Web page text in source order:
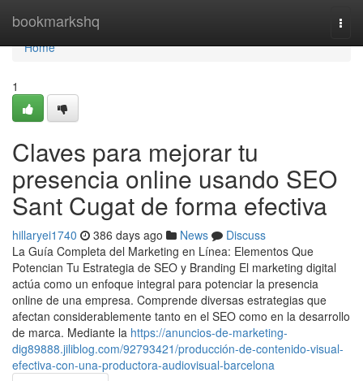
bookmarkshq
Home
Home
1
Claves para mejorar tu
presencia online usando SEO
Sant Cugat de forma efectiva
hillaryei1740 386 days ago News
Discuss
La Guía Completa del Marketing en Línea: Elementos Que
Potencian Tu Estrategia de SEO y Branding El marketing digital
actúa como un enfoque integral para potenciar la presencia
online de una empresa. Comprende diversas estrategias que
afectan considerablemente tanto en el SEO como en la desarrollo
de marca. Mediante la https://anuncios-de-marketing-
dig89888.jiliblog.com/92793421/producción-de-contenido-visual-
efectiva-con-una-productora-audiovisual-barcelona